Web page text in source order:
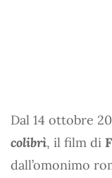
Dal 14 ottobre
colibrì, il film di
dall’omonimo